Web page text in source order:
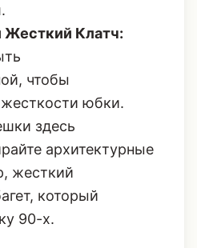
Жесткий Клатч:
чтобы
жесткости юбки.
здесь
архитектурные
жесткий
, который
90-х.